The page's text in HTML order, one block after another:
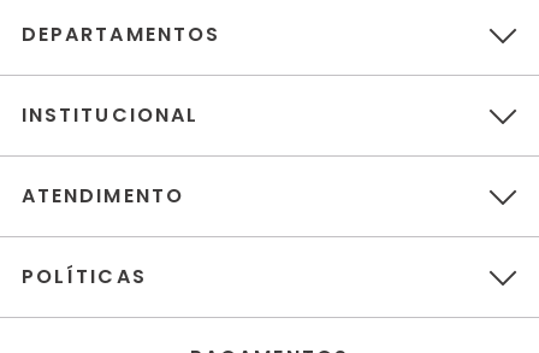
DEPARTAMENTOS
INSTITUCIONAL
ATENDIMENTO
POLÍTICAS